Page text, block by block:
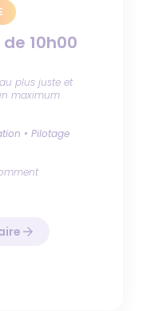
10h00
plus juste et
maximum
• Pilotage